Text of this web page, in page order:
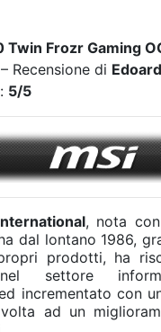
Twin Frozr Gaming
– Recensione di
5/5
, nota con
dal lontano 1986,
prodotti, ha
settore
incrementato con
ad un